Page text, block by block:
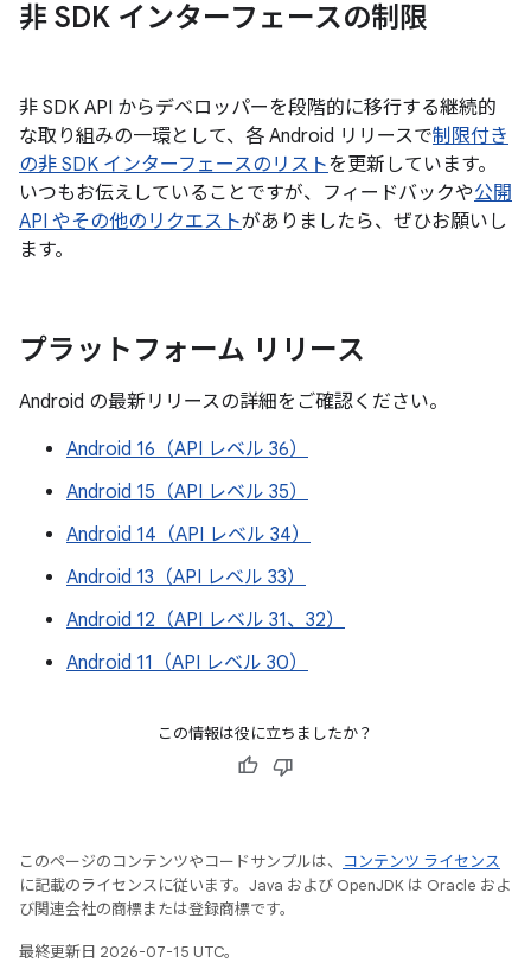
非 SDK インターフェースの制限
非 SDK API からデベロッパーを段階的に移行する継続的
な取り組みの一環として、各 Android リリースで制限付き
の非 SDK インターフェースのリストを更新しています。
いつもお伝えしていることですが、フィードバックや公開
API やその他のリクエストがありましたら、ぜひお願いし
ます。
プラットフォーム リリース
Android の最新リリースの詳細をご確認ください。
Android 16（API レベル 36）
Android 15（API レベル 35）
Android 14（API レベル 34）
Android 13（API レベル 33）
Android 12（API レベル 31、32）
Android 11（API レベル 30）
この情報は役に立ちましたか？
このページのコンテンツやコードサンプルは、
コンテンツ ライセンス
に記載のライセンスに従います。Java および OpenJDK は Oracle およ
び関連会社の商標または登録商標です。
最終更新日 2026-07-15 UTC。